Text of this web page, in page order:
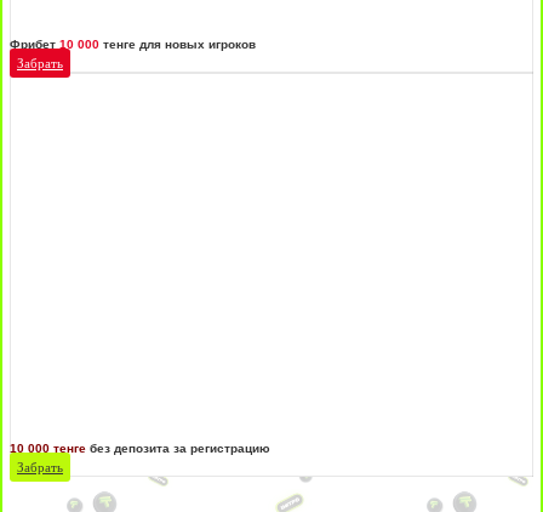
Фрибет 10 000 тенге для новых игроков
Забрать
10 000 тенге без депозита за регистрацию
Забрать